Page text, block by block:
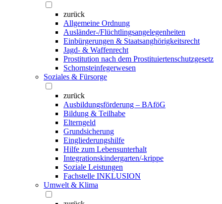
zurück
Allgemeine Ordnung
Ausländer-/Flüchtlingsangelegenheiten
Einbürgerungen & Staatsanghörigkeitsrecht
Jagd- & Waffenrecht
Prostitution nach dem Prostituiertenschutzgesetz
Schornsteinfegerwesen
Soziales & Fürsorge
zurück
Ausbildungsförderung – BAföG
Bildung & Teilhabe
Elterngeld
Grundsicherung
Eingliederungshilfe
Hilfe zum Lebensunterhalt
Integrationskindergarten/-krippe
Soziale Leistungen
Fachstelle INKLUSION
Umwelt & Klima